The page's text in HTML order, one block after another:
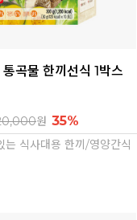
곡물 한끼선식 1박스
원 35%
는 식사대용 한끼/영양간식